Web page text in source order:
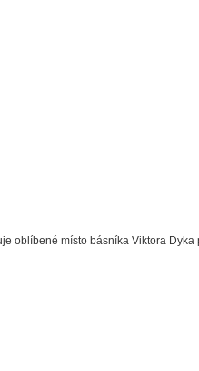
oblíbené místo básníka Viktora